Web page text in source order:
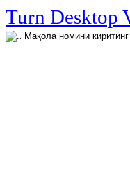
Turn Desktop
.